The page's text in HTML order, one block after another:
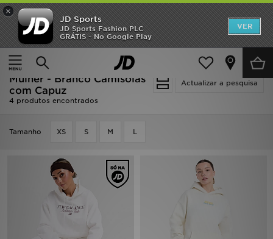
×
JD Sports
JD Sports Fashion PLC
GRÁTIS - No Google Play
VER
Página principal
Mulher
Roupa de Mulher
Actualizar a pesquisa
Mulher - Branco Camisolas
com Capuz
4 produtos encontrados
Tamanho XS S M L
INÍCIO
Promoções
NOVIDADES
HOMEM
MULHER
CRIANÇA